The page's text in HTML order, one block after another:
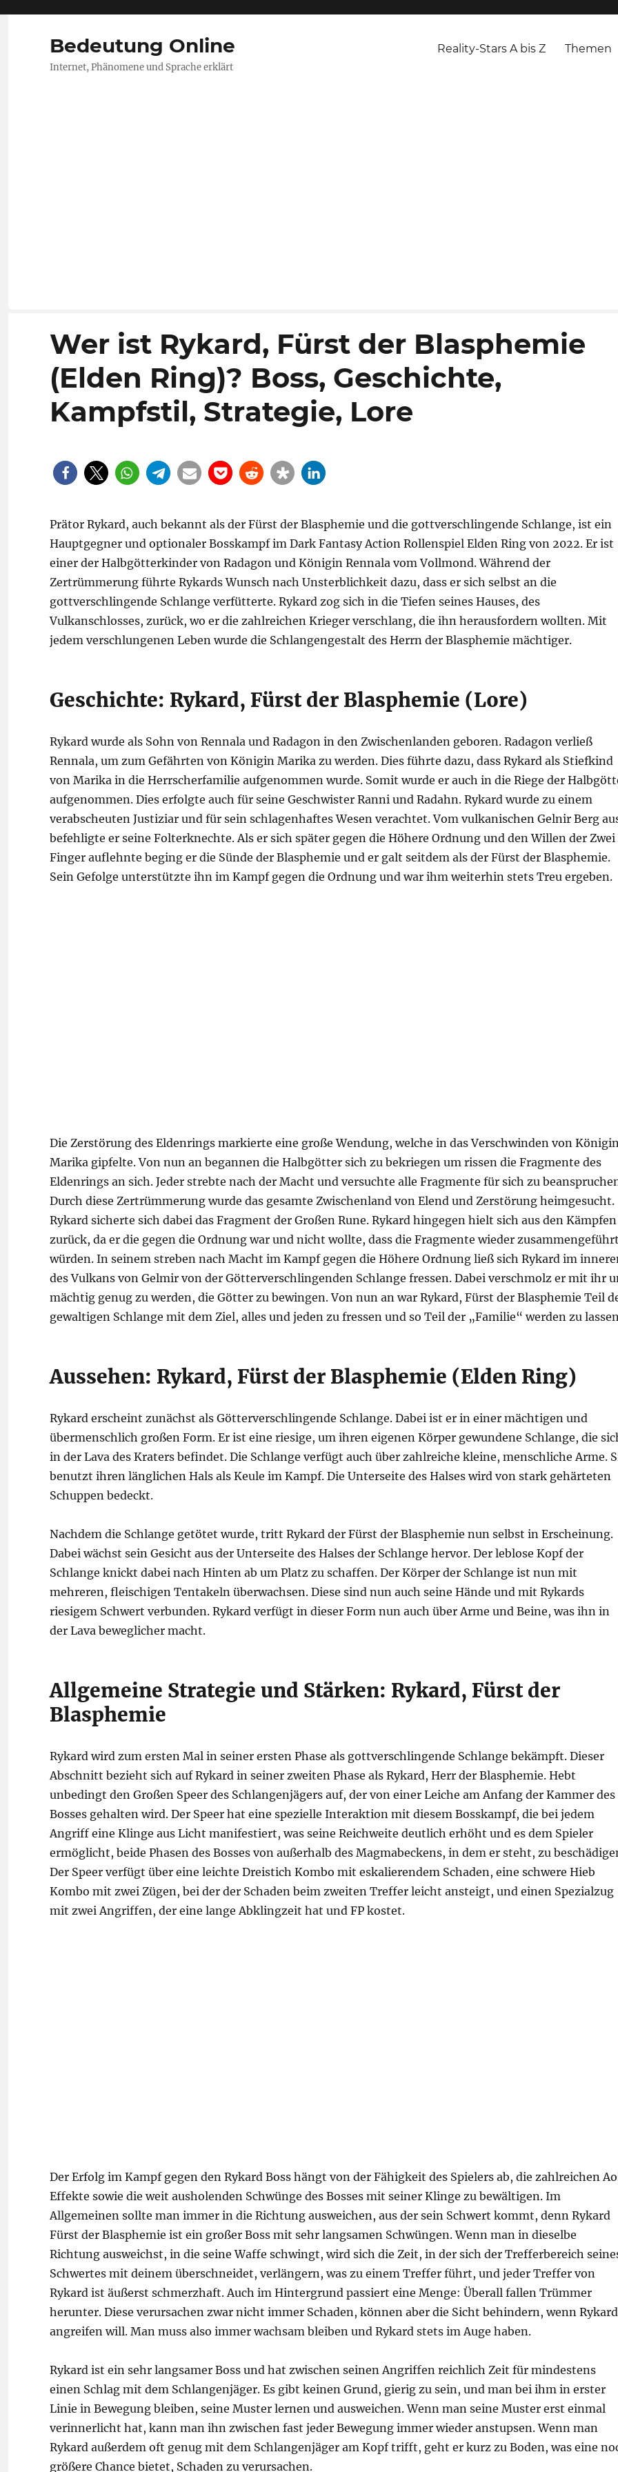
Bedeutung Online
Internet, Phänomene und Sprache erklärt
Reality-Stars A bis Z Themen
Wer ist Rykard, Fürst der Blasphemie
(Elden Ring)? Boss, Geschichte,
Kampfstil, Strategie, Lore
Prätor Rykard, auch bekannt als der Fürst der Blasphemie und die gottverschlingende Schlange, ist ein
Hauptgegner und optionaler Bosskampf im Dark Fantasy Action Rollenspiel Elden Ring von 2022. Er ist
einer der Halbgötterkinder von Radagon und Königin Rennala vom Vollmond. Während der
Zertrümmerung führte Rykards Wunsch nach Unsterblichkeit dazu, dass er sich selbst an die
gottverschlingende Schlange verfütterte. Rykard zog sich in die Tiefen seines Hauses, des
Vulkanschlosses, zurück, wo er die zahlreichen Krieger verschlang, die ihn herausfordern wollten. Mit
jedem verschlungenen Leben wurde die Schlangengestalt des Herrn der Blasphemie mächtiger.
Geschichte: Rykard, Fürst der Blasphemie (Lore)
Rykard wurde als Sohn von Rennala und Radagon in den Zwischenlanden geboren. Radagon verließ
Rennala, um zum Gefährten von Königin Marika zu werden. Dies führte dazu, dass Rykard als Stiefkind
von Marika in die Herrscherfamilie aufgenommen wurde. Somit wurde er auch in die Riege der
aufgenommen. Dies erfolgte auch für seine Geschwister Ranni und Radahn. Rykard wurde zu einem
verabscheuten Justiziar und für sein schlagenhaftes Wesen verachtet. Vom vulkanischen Gelnir Berg
befehligte er seine Folterknechte. Als er sich später gegen die Höhere Ordnung und den Willen der Zwei
Finger auflehnte beging er die Sünde der Blasphemie und er galt seitdem als der Fürst der Blasphemie.
Sein Gefolge unterstützte ihn im Kampf gegen die Ordnung und war ihm weiterhin stets Treu ergeben.
Die Zerstörung des Eldenrings markierte eine große Wendung, welche in das Verschwinden von
Marika gipfelte. Von nun an begannen die Halbgötter sich zu bekriegen um rissen die Fragmente des
Eldenrings an sich. Jeder strebte nach der Macht und versuchte alle Fragmente für sich zu
Durch diese Zertrümmerung wurde das gesamte Zwischenland von Elend und Zerstörung heimgesucht.
Rykard sicherte sich dabei das Fragment der Großen Rune. Rykard hingegen hielt sich aus den Kämpfen
zurück, da er die gegen die Ordnung war und nicht wollte, dass die Fragmente wieder
würden. In seinem streben nach Macht im Kampf gegen die Höhere Ordnung ließ sich Rykard im
des Vulkans von Gelmir von der Götterverschlingenden Schlange fressen. Dabei verschmolz er mit ihr
mächtig genug zu werden, die Götter zu bewingen. Von nun an war Rykard, Fürst der Blasphemie Teil
gewaltigen Schlange mit dem Ziel, alles und jeden zu fressen und so Teil der „Familie“ werden zu
Aussehen: Rykard, Fürst der Blasphemie (Elden Ring)
Rykard erscheint zunächst als Götterverschlingende Schlange. Dabei ist er in einer mächtigen und
übermenschlich großen Form. Er ist eine riesige, um ihren eigenen Körper gewundene Schlange, die
in der Lava des Kraters befindet. Die Schlange verfügt auch über zahlreiche kleine, menschliche Arme.
benutzt ihren länglichen Hals als Keule im Kampf. Die Unterseite des Halses wird von stark gehärteten
Schuppen bedeckt.
Nachdem die Schlange getötet wurde, tritt Rykard der Fürst der Blasphemie nun selbst in Erscheinung.
Dabei wächst sein Gesicht aus der Unterseite des Halses der Schlange hervor. Der leblose Kopf der
Schlange knickt dabei nach Hinten ab um Platz zu schaffen. Der Körper der Schlange ist nun mit
mehreren, fleischigen Tentakeln überwachsen. Diese sind nun auch seine Hände und mit Rykards
riesigem Schwert verbunden. Rykard verfügt in dieser Form nun auch über Arme und Beine, was ihn in
der Lava beweglicher macht.
Allgemeine Strategie und Stärken: Rykard, Fürst der
Blasphemie
Rykard wird zum ersten Mal in seiner ersten Phase als gottverschlingende Schlange bekämpft. Dieser
Abschnitt bezieht sich auf Rykard in seiner zweiten Phase als Rykard, Herr der Blasphemie. Hebt
unbedingt den Großen Speer des Schlangenjägers auf, der von einer Leiche am Anfang der Kammer des
Bosses gehalten wird. Der Speer hat eine spezielle Interaktion mit diesem Bosskampf, die bei jedem
Angriff eine Klinge aus Licht manifestiert, was seine Reichweite deutlich erhöht und es dem Spieler
ermöglicht, beide Phasen des Bosses von außerhalb des Magmabeckens, in dem er steht, zu
Der Speer verfügt über eine leichte Dreistich Kombo mit eskalierendem Schaden, eine schwere Hieb
Kombo mit zwei Zügen, bei der der Schaden beim zweiten Treffer leicht ansteigt, und einen Spezialzug
mit zwei Angriffen, der eine lange Abklingzeit hat und FP kostet.
Der Erfolg im Kampf gegen den Rykard Boss hängt von der Fähigkeit des Spielers ab, die zahlreichen
Effekte sowie die weit ausholenden Schwünge des Bosses mit seiner Klinge zu bewältigen. Im
Allgemeinen sollte man immer in die Richtung ausweichen, aus der sein Schwert kommt, denn Rykard
Fürst der Blasphemie ist ein großer Boss mit sehr langsamen Schwüngen. Wenn man in dieselbe
Richtung ausweichst, in die seine Waffe schwingt, wird sich die Zeit, in der sich der Trefferbereich
Schwertes mit deinem überschneidet, verlängern, was zu einem Treffer führt, und jeder Treffer von
Rykard ist äußerst schmerzhaft. Auch im Hintergrund passiert eine Menge: Überall fallen Trümmer
herunter. Diese verursachen zwar nicht immer Schaden, können aber die Sicht behindern, wenn Rykard
angreifen will. Man muss also immer wachsam bleiben und Rykard stets im Auge haben.
Rykard ist ein sehr langsamer Boss und hat zwischen seinen Angriffen reichlich Zeit für mindestens
einen Schlag mit dem Schlangenjäger. Es gibt keinen Grund, gierig zu sein, und man bei ihm in erster
Linie in Bewegung bleiben, seine Muster lernen und ausweichen. Wenn man seine Muster erst einmal
verinnerlicht hat, kann man ihn zwischen fast jeder Bewegung immer wieder anstupsen. Wenn man
Rykard außerdem oft genug mit dem Schlangenjäger am Kopf trifft, geht er kurz zu Boden, was eine
größere Chance bietet, Schaden zu verursachen.